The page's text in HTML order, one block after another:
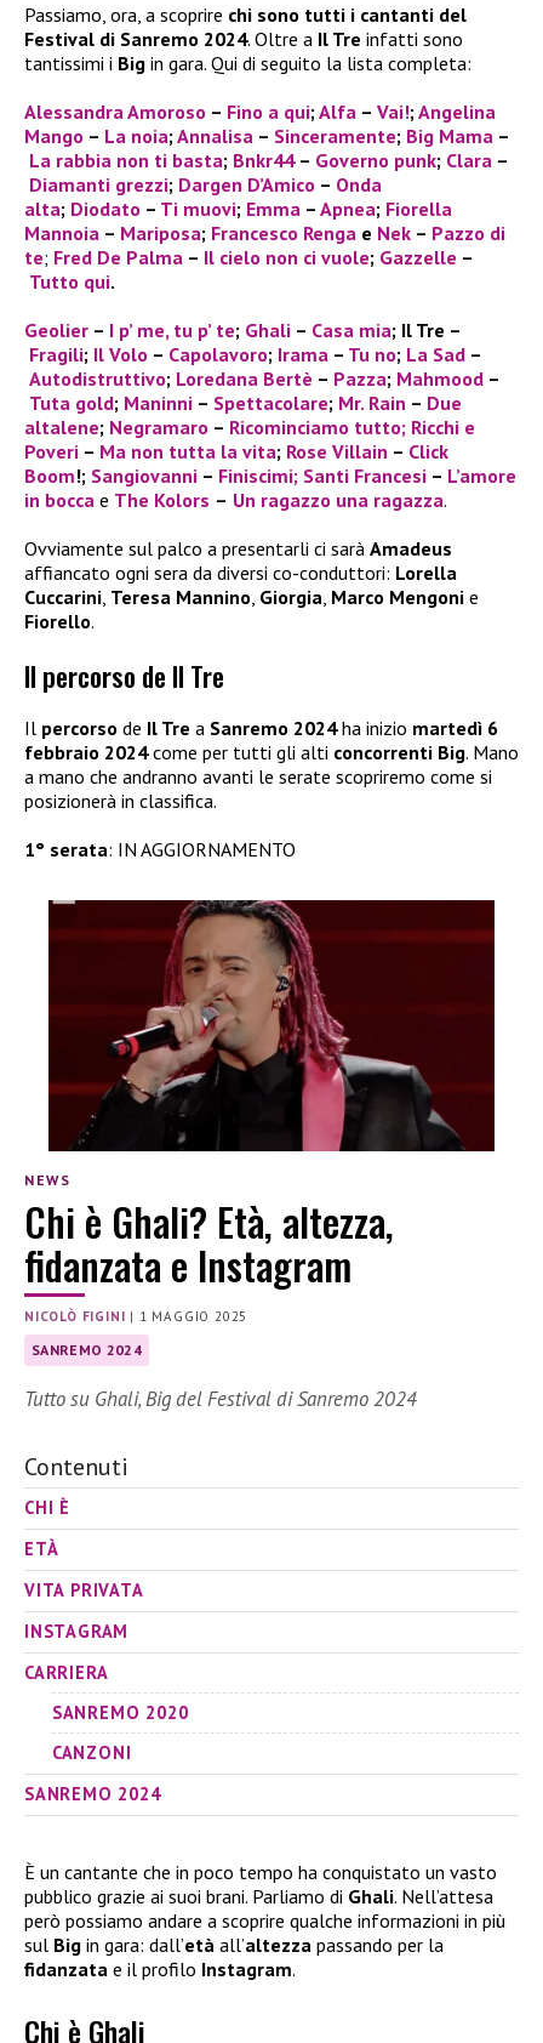
Passiamo, ora, a scoprire chi sono tutti i cantanti del
Festival di Sanremo 2024. Oltre a Il Tre infatti sono
tantissimi i Big in gara. Qui di seguito la lista completa:
Alessandra Amoroso – Fino a qui; Alfa – Vai!; Angelina
Mango – La noia; Annalisa – Sinceramente; Big Mama –
La rabbia non ti basta; Bnkr44– Governo punk; Clara –
Diamanti grezzi; Dargen D’Amico – Onda
alta; Diodato – Ti muovi; Emma – Apnea; Fiorella
Mannoia – Mariposa; Francesco Renga e Nek – Pazzo di
te; Fred De Palma – Il cielo non ci vuole; Gazzelle –
Tutto qui.
Geolier – I p’ me, tu p’ te; Ghali – Casa mia; Il Tre –
Fragili; Il Volo – Capolavoro; Irama – Tu no; La Sad –
Autodistruttivo; Loredana Bertè – Pazza; Mahmood –
Tuta gold; Maninni – Spettacolare; Mr. Rain – Due
altalene; Negramaro – Ricominciamo tutto; Ricchi e
Poveri – Ma non tutta la vita; Rose Villain – Click
Boom!; Sangiovanni – Finiscimi; Santi Francesi – L’amore
in bocca e The Kolors – Un ragazzo una ragazza.
Ovviamente sul palco a presentarli ci sarà Amadeus
affiancato ogni sera da diversi co-conduttori: Lorella
Cuccarini Teresa Mannino Giorgia Marco Mengoni e
Fiorello.
Il percorso de Il Tre
Il percorso de Il Tre a Sanremo 2024ha inizio martedì 6
febbraio 2024come per tutti gli alti concorrenti Big. Mano
a mano che andranno avanti le serate scopriremo come si
posizionerà in classifica.
1° serata: IN AGGIORNAMENTO
NEWS
Chi è Ghali? Età, altezza,
fidanzata e Instagram
NICOLÒ FIGINI | 1 MAGGIO 2025
SANREMO 2024
Tutto su Ghali, Big del Festival di Sanremo 2024
Contenuti
CHI È
ETÀ
VITA PRIVATA
INSTAGRAM
CARRIERA
SANREMO 2020
CANZONI
SANREMO 2024
È un cantante che in poco tempo ha conquistato un vasto
pubblico grazie ai suoi brani. Parliamo di Ghali. Nell’attesa
però possiamo andare a scoprire qualche informazioni in più
sul Big in gara: dall’età all’altezza passando per la
fidanzata e il profilo Instagram.
Chi è Ghali